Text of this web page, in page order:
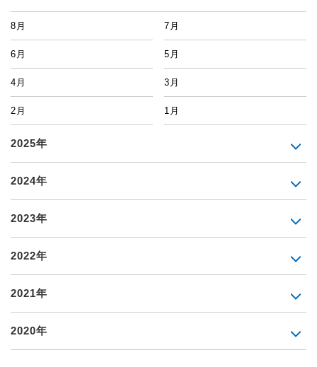
8月 7月
6月 5月
4月 3月
2月 1月
2025年
2024年
2023年
2022年
2021年
2020年